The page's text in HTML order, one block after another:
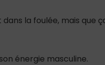
la foulée, mais que
énergie masculine.